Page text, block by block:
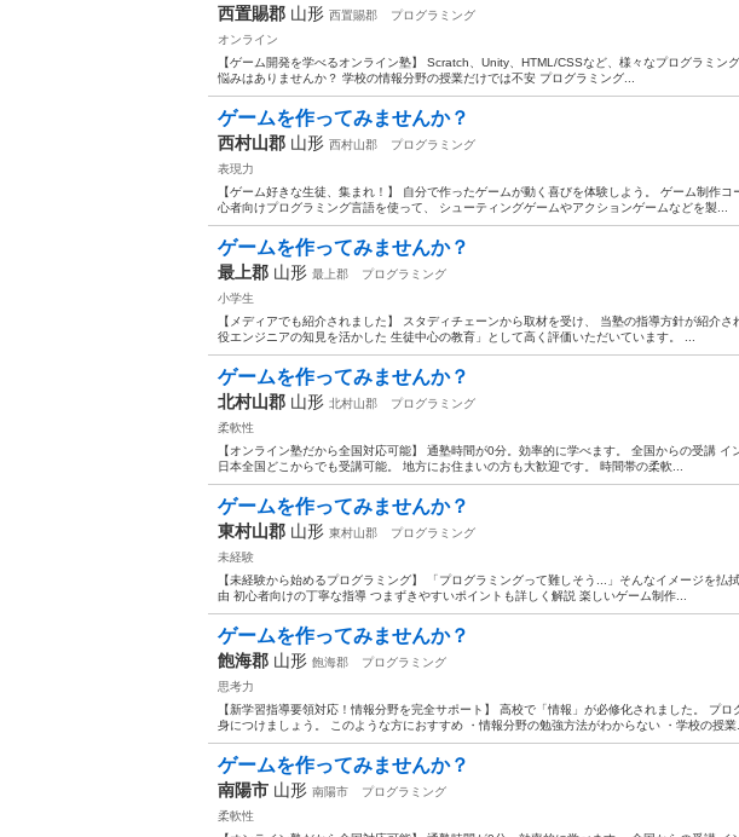
西置賜郡 山形 西置賜郡
プログラミング
オンライン
【ゲーム開発を学べるオンライン塾】 Scratch、Unity、HTML/CSSなど、様々なプログラミン
悩みはありませんか？ 学校の情報分野の授業だけでは不安 プログラミング...
ゲームを作ってみませんか？
西村山郡 山形 西村山郡
プログラミング
表現力
【ゲーム好きな生徒、集まれ！】 自分で作ったゲームが動く喜びを体験しよう。 ゲーム制作
心者向けプログラミング言語を使って、 シューティングゲームやアクションゲームなどを製...
ゲームを作ってみませんか？
最上郡 山形 最上郡
プログラミング
小学生
【メディアでも紹介されました】 スタディチェーンから取材を受け、 当塾の指導方針が紹介
役エンジニアの知見を活かした 生徒中心の教育」として高く評価いただいています。 ...
ゲームを作ってみませんか？
北村山郡 山形 北村山郡
プログラミング
柔軟性
【オンライン塾だから全国対応可能】 通塾時間が0分。効率的に学べます。 全国からの受講 イ
日本全国どこからでも受講可能。 地方にお住まいの方も大歓迎です。 時間帯の柔軟...
ゲームを作ってみませんか？
東村山郡 山形 東村山郡
プログラミング
未経験
【未経験から始めるプログラミング】 「プログラミングって難しそう...」そんなイメージを払
由 初心者向けの丁寧な指導 つまずきやすいポイントも詳しく解説 楽しいゲーム制作...
ゲームを作ってみませんか？
飽海郡 山形 飽海郡
プログラミング
思考力
【新学習指導要領対応！情報分野を完全サポート】 高校で「情報」が必修化されました。 プロ
身につけましょう。 このような方におすすめ ・情報分野の勉強方法がわからない ・学校の授業
ゲームを作ってみませんか？
南陽市 山形 南陽市
プログラミング
柔軟性